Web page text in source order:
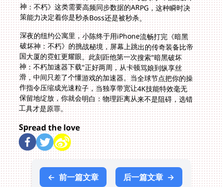
策能力决定着你是秒杀Boss还是被秒杀。
深夜的纽约公寓里，小陈终于用iPhone流畅打完《暗黑
破坏神：不朽》的挑战秘境，屏幕上跳出的传奇装备比帝
国大厦的霓虹更耀眼。此刻距他第一次搜索"暗黑破坏
神：不朽加速器下载"正好两周，从卡顿骂娘到纵享丝
滑，中间只差了个懂游戏的加速器。当全球节点把你的操
作指令压缩成光速粒子，当独享带宽让4K技能特效毫无
保留地绽放，你就会明白：物理距离从来不是阻碍，选错
工具才是原罪。
Spread the love
← 前一篇文章 后一篇文章 →